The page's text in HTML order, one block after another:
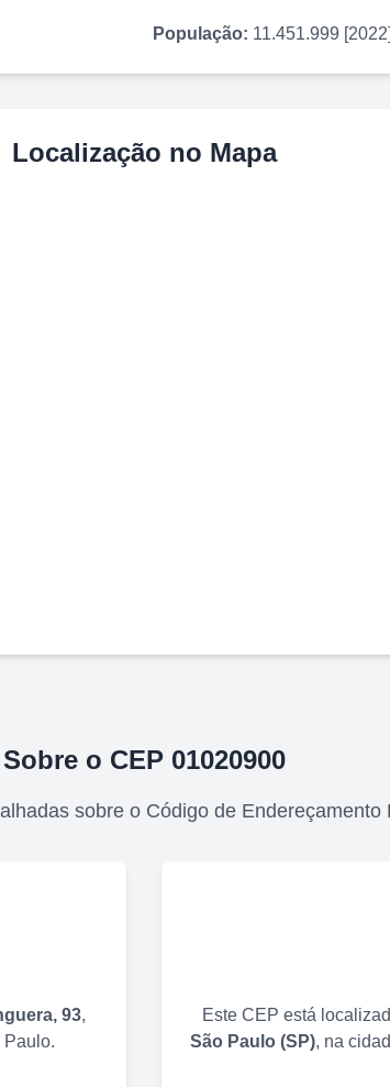
População: 11.451.999
Localização no Mapa
Sobre o CEP 01020900
sobre o Código de
93,
Paulo.
Este CEP está
São Paulo (SP), na